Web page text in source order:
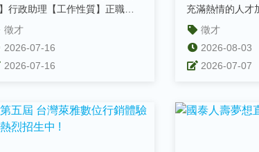
行政助理【工作性質】正職
件截止日】額滿為止【職缺...
徵才
2026-07-16
2026-07-16
充滿熱情的人才
這...
徵才
2026-08-03
2026-07-07